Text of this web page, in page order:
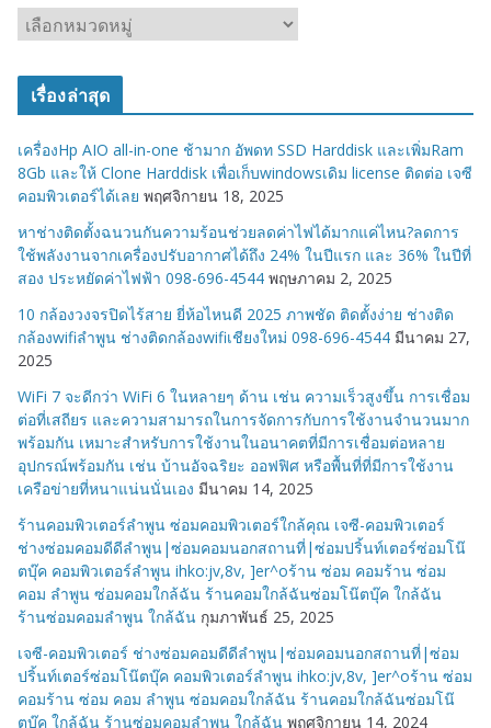
ว
มู่
เรื่องล่าสุด
เครื่องHp AIO all-in-one ช้ามาก อัพดท SSD Harddisk และเพิ่มRam
8Gb และให้ Clone Harddisk เพื่อเก็บwindowsเดิม license ติดต่อ เจซี
คอมพิวเตอร์ได้เลย พฤศจิกายน 18, 2025
หาช่างติดตั้งฉนวนกันความร้อนช่วยลดค่าไฟได้มากแค่ไหน?ลดการ
ใช้พลังงานจากเครื่องปรับอากาศได้ถึง 24% ในปีแรก และ 36% ในปีที่
สอง ประหยัดค่าไฟฟ้า 098-696-4544 พฤษภาคม 2, 2025
10 กล้องวงจรปิดไร้สาย ยี่ห้อไหนดี 2025 ภาพชัด ติดตั้งง่าย ช่างติด
กล้องwifiลำพูน ช่างติดกล้องwifiเชียงใหม่ 098-696-4544 มีนาคม 27,
2025
WiFi 7 จะดีกว่า WiFi 6 ในหลายๆ ด้าน เช่น ความเร็วสูงขึ้น การเชื่อม
ต่อที่เสถียร และความสามารถในการจัดการกับการใช้งานจำนวนมาก
พร้อมกัน เหมาะสำหรับการใช้งานในอนาคตที่มีการเชื่อมต่อหลาย
อุปกรณ์พร้อมกัน เช่น บ้านอัจฉริยะ ออฟฟิศ หรือพื้นที่ที่มีการใช้งาน
เครือข่ายที่หนาแน่นนั่นเอง มีนาคม 14, 2025
ร้านคอมพิวเตอร์ลำพูน ซ่อมคอมพิวเตอร์ใกล้คุณ เจซี-คอมพิวเตอร์
ช่างซ่อมคอมดีดีลำพูน|ซ่อมคอมนอกสถานที่|ซ่อมปริ้นท์เตอร์ซ่อมโน๊
ตบุ๊ค คอมพิวเตอร์ลำพูน ihko:jv,8v, ]er^oร้าน ซ่อม คอมร้าน ซ่อม
คอม ลำพูน ซ่อมคอมใกล้ฉัน ร้านคอมใกล้ฉันซ่อมโน๊ตบุ๊ค ใกล้ฉัน
ร้านซ่อมคอมลำพูน ใกล้ฉัน กุมภาพันธ์ 25, 2025
เจซี-คอมพิวเตอร์ ช่างซ่อมคอมดีดีลำพูน|ซ่อมคอมนอกสถานที่|ซ่อม
ปริ้นท์เตอร์ซ่อมโน๊ตบุ๊ค คอมพิวเตอร์ลำพูน ihko:jv,8v, ]er^oร้าน ซ่อม
คอมร้าน ซ่อม คอม ลำพูน ซ่อมคอมใกล้ฉัน ร้านคอมใกล้ฉันซ่อมโน๊
ตบุ๊ค ใกล้ฉัน ร้านซ่อมคอมลำพูน ใกล้ฉัน พฤศจิกายน 14, 2024